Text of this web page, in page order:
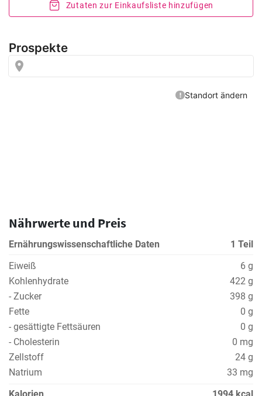
Zutaten zur Einkaufsliste hinzufügen
Nährwerte und Preis
Ernährungswissenschaftliche Daten
1 Teil
Eiweiß
6 g
Kohlenhydrate
422 g
- Zucker
398 g
Fette
0 g
- gesättigte Fettsäuren
0 g
- Cholesterin
0 mg
Zellstoff
24 g
Natrium
33 mg